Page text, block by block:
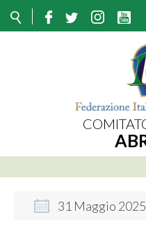
31 Maggio 2025